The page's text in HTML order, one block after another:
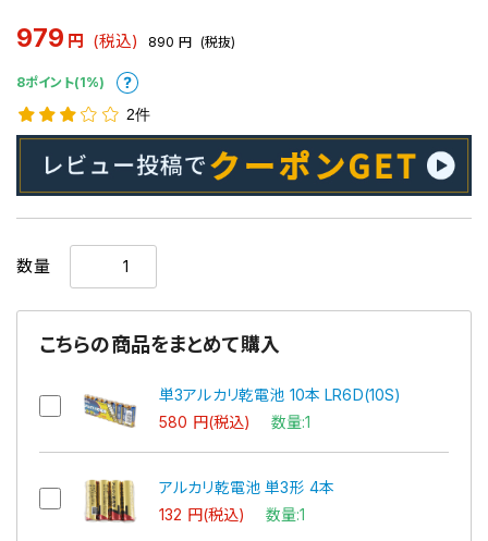
979 円 (税込) 890 円 (税抜)
8ポイント(1%)
2件
数量
こちらの商品をまとめて購入
単3アルカリ乾電池 10本 LR6D(10S)
580 円(税込) 数量:1
アルカリ乾電池 単3形 4本
132 円(税込) 数量:1